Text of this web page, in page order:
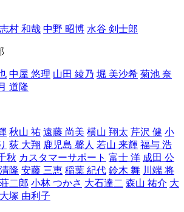
志村 和哉 中野 昭博 水谷 剣士郎
中屋 悠理 山田 綾乃 堀 美沙希 菊池 奈
道隆
秋山 祐 遠藤 尚美 横山 翔太 芹沢 健 小
荻 大翔 鹿児島 馨人 若山 来輝 福与 浩
秋 カスタマーサポート 富士 洋 成田 公
隆 安藤 三恵 稲葉 紀代 鈴木 舞 川端 将
二郎 小林 つかさ 大石達二 森山 祐介 大
大塚 由利子